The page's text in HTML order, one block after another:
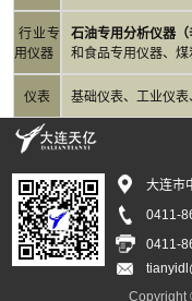
行业专
用仪器
石油专用分析仪器
和食品专用仪器、
仪表 基础仪表、工业仪
大连市
0411-
0411-
Copyright